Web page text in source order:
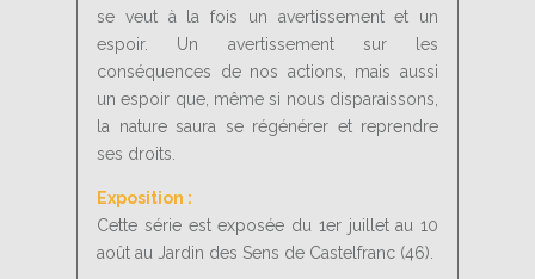
se veut à la fois un avertissement et un
espoir. Un avertissement sur les
conséquences de nos actions, mais aussi
un espoir que, même si nous disparaissons,
la nature saura se régénérer et reprendre
ses droits.
Exposition :
Cette série est exposée du 1er juillet au 10
août au Jardin des Sens de Castelfranc (46).